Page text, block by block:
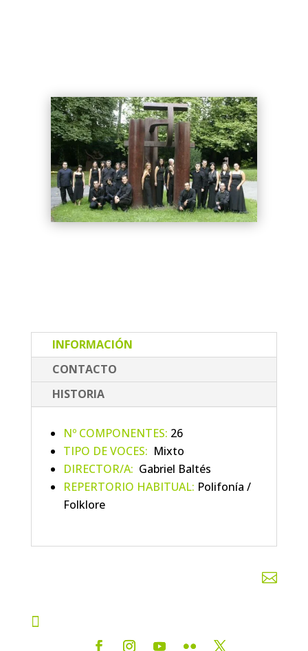
INFORMACIÓN
CONTACTO
HISTORIA
Nº COMPONENTES: 26
TIPO DE VOCES: Mixto
DIRECTOR/A: Gabriel Baltés
REPERTORIO HABITUAL: Polifonía /
Folklore

